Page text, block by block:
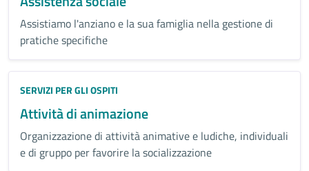
Assistiamo l'anziano e la sua famiglia nella gestione di
pratiche specifiche
SERVIZI PER GLI OSPITI
Attività di animazione
Organizzazione di attività animative e ludiche, individuali
e di gruppo per favorire la socializzazione